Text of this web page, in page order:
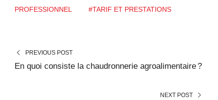
PROFESSIONNEL
#TARIF ET PRESTATIONS
PREVIOUS POST
En quoi consiste la chaudronnerie agroalimentaire ?
NEXT POST